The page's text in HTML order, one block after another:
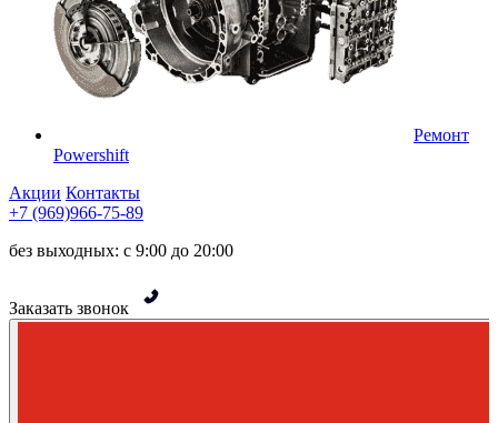
Ремонт
Powershift
Акции Контакты
+7 (969)966-75-89
без выходных: с 9:00 до 20:00
Заказать звонок